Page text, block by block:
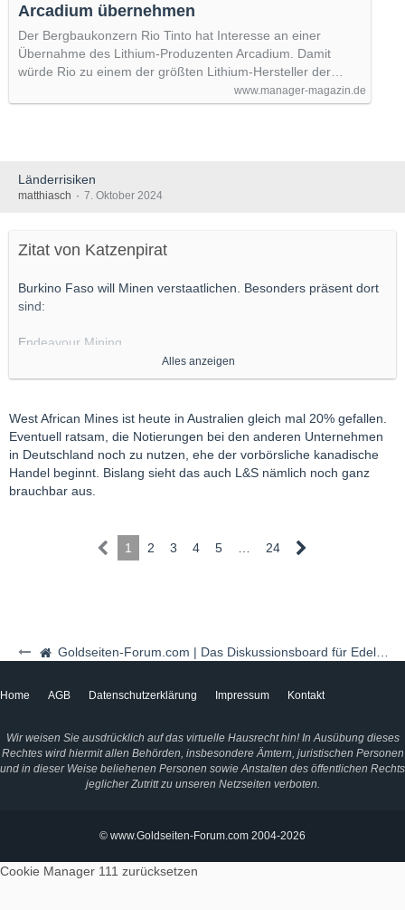
Goldseiten-Forum.com | Das Diskussionsboard für Edelmetalle & Rohstoffe
Arcadium übernehmen
Der Bergbaukonzern Rio Tinto hat Interesse an einer
Übernahme des Lithium-Produzenten Arcadium. Damit
würde Rio zu einem der größten Lithium-Hersteller der…
www.manager-magazin.de
Länderrisiken
matthiasch 7. Oktober 2024
Zitat von Katzenpirat
Burkino Faso will Minen verstaatlichen. Besonders präsent dort
sind:
Endeavour Mining
West African Resources
Orezone
Mal schauen, wie der Markt reagiert. Habe nur Fortuna, die
wollten unbedingt dort hin...
Alles anzeigen
West African Mines ist heute in Australien gleich mal 20% gefallen.
Eventuell ratsam, die Notierungen bei den anderen Unternehmen
in Deutschland noch zu nutzen, ehe der vorbörsliche kanadische
Handel beginnt. Bislang sieht das auch L&S nämlich noch ganz
brauchbar aus.
1 2 3 4 5 24
Home AGB Datenschutzerklärung Impressum Kontakt
Wir weisen Sie ausdrücklich auf das virtuelle Hausrecht hin! In Ausübung dieses
Rechtes wird hiermit allen Behörden, insbesondere Ämtern, juristischen Personen
und in dieser Weise beliehenen Personen sowie Anstalten des öffentlichen Rechts
jeglicher Zutritt zu unseren Netzseiten verboten.
© www.Goldseiten-Forum.com 2004-2026
Cookie Manager 111 zurücksetzen